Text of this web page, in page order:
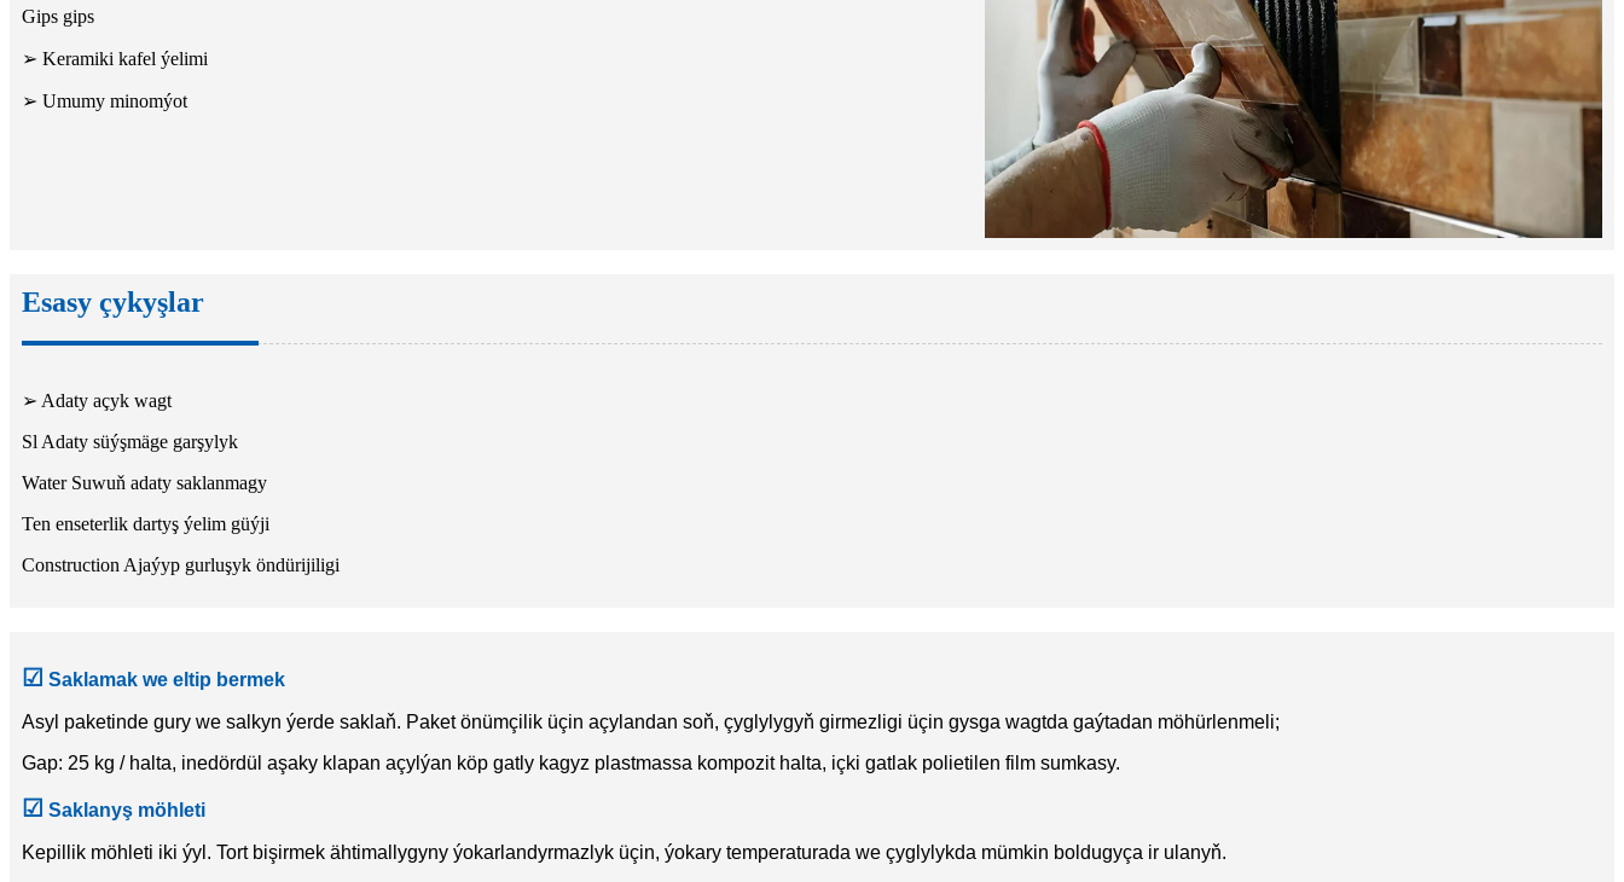
Gips gips
➢ Keramiki kafel ýelimi
➢ Umumy minomýot
Esasy çykyşlar
➢ Adaty açyk wagt
Sl Adaty süýşmäge garşylyk
Water Suwuň adaty saklanmagy
Ten enseterlik dartyş ýelim güýji
Construction Ajaýyp gurluşyk öndürijiligi
☑ Saklamak we eltip bermek
Asyl paketinde gury we salkyn ýerde saklaň. Paket önümçilik üçin açylandan soň, çyglylygyň girmezligi üçin gysga wagtda gaýtadan möhürlenmeli;
Gap: 25 kg / halta, inedördül aşaky klapan açylýan köp gatly kagyz plastmassa kompozit halta, içki gatlak polietilen film sumkasy.
☑ Saklanyş möhleti
Kepillik möhleti iki ýyl. Tort bişirmek ähtimallygyny ýokarlandyrmazlyk üçin, ýokary temperaturada we çyglylykda mümkin boldugyça ir ulanyň.